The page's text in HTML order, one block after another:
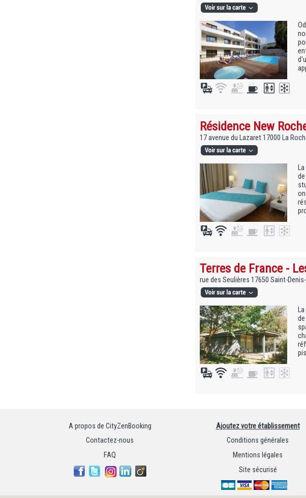
Résidence New
17 avenue du Lazaret 17000 La
Terres de France -
rue des Seulières 17650 Saint-
A propos de CityZenBooking
Contactez-nous
FAQ
Ajoutez votre établissement
Conditions générales
Mentions légales
Site sécurisé